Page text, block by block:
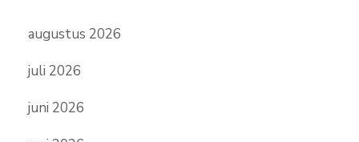
augustus 2026
juli 2026
juni 2026